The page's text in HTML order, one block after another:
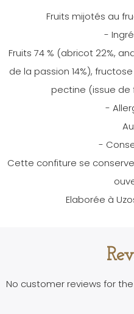
Fruits mijotés au
-
Fruits 74 % (abricot 22%,
de la passion 14%),
pectine (issue de
-
-
Cette confiture se
Elaborée à
No customer reviews for